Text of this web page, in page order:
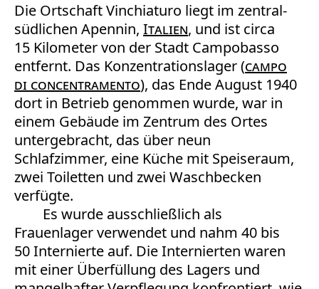
Die Ortschaft Vinchiaturo liegt im zentral-
südlichen Apennin, Italien, und ist circa
15 Kilometer von der Stadt Campobasso
entfernt. Das Konzentrationslager (campo
di concentramento), das Ende August 1940
dort in Betrieb genommen wurde, war in
einem Gebäude im Zentrum des Ortes
untergebracht, das über neun
Schlafzimmer, eine Küche mit Speiseraum,
zwei Toiletten und zwei Waschbecken
verfügte.
Es wurde ausschließlich als
Frauenlager verwendet und nahm 40 bis
50 Internierte auf. Die Internierten waren
mit einer Überfüllung des Lagers und